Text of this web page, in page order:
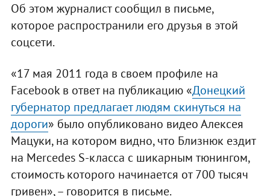
Об этом журналист сообщил в письме,
которое распространили его друзья в этой
соцсети.
«17 мая 2011 года в своем профиле на
Facebook в ответ на публикацию «Донецкий
губернатор предлагает людям скинуться на
дороги» было опубликовано видео Алексея
Мацуки, на котором видно, что Близнюк ездит
на Mercedes S-класса с шикарным тюнингом,
стоимость которого начинается от 700 тысяч
гривен», – говорится в письме.